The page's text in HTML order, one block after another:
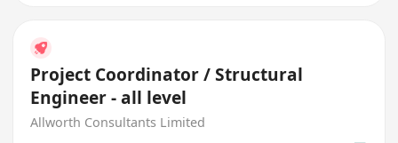
Project Coordinator / Structural
Engineer - all level
Allworth Consultants Limited